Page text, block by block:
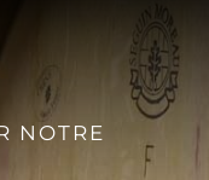
NOTRE